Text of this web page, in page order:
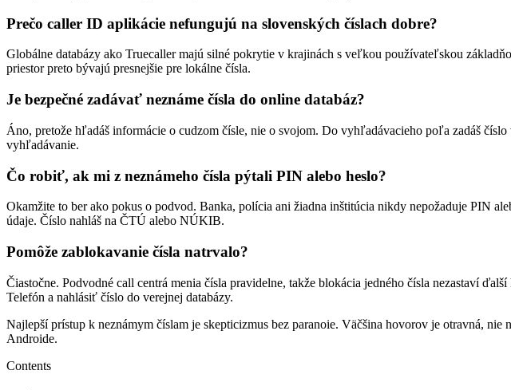
Prečo caller ID aplikácie nefungujú na slovenských číslach dobre?
Globálne databázy ako Truecaller majú silné pokrytie v krajinách s veľkou používateľskou
priestor preto bývajú presnejšie pre lokálne čísla.
Je bezpečné zadávať neznáme čísla do online databáz?
Áno, pretože hľadáš informácie o cudzom čísle, nie o svojom. Do vyhľadávacieho poľa zadáš
vyhľadávanie.
Čo robiť, ak mi z neznámeho čísla pýtali PIN alebo heslo?
Okamžite to ber ako pokus o podvod. Banka, polícia ani žiadna inštitúcia nikdy nepožaduje PIN
údaje. Číslo nahláš na ČTÚ alebo NÚKIB.
Pomôže zablokavanie čísla natrvalo?
Čiastočne. Podvodné call centrá menia čísla pravidelne, takže blokácia jedného čísla nezastaví
Telefón a nahlásiť číslo do verejnej databázy.
Najlepší prístup k neznámym číslam je skepticizmus bez paranoie. Väčšina hovorov je otravná,
Androide.
Contents